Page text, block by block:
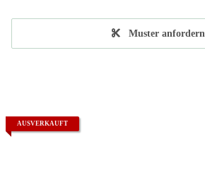
Muster anfordern
AUSVERKAUFT